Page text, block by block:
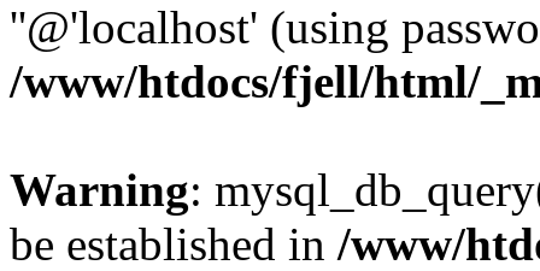
''@'localhost' (using
/www/htdocs/fjell/html/
Warning:
be established in /www/